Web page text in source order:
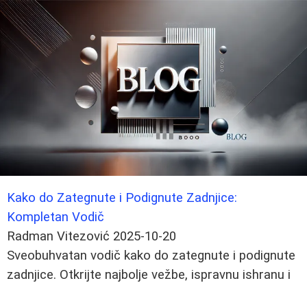
Kako do Zategnute i Podignute Zadnjice:
Kompletan Vodič
Radman Vitezović 2025-10-20
Sveobuhvatan vodič kako do zategnute i podignute
zadnjice. Otkrijte najbolje vežbe, ispravnu ishranu i